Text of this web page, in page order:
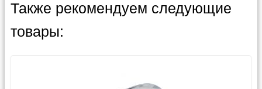
Также рекомендуем следующие
товары: